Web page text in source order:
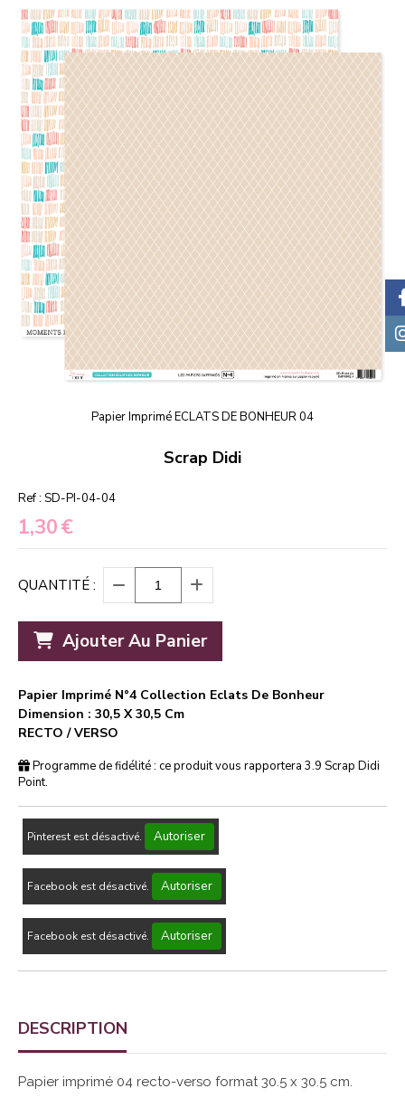
Papier Imprimé ECLATS DE BONHEUR 04
Scrap Didi
Ref : SD-PI-04-04
1,30€
QUANTITÉ :
Ajouter Au Panier
Papier Imprimé N°4 Collection Eclats De Bonheur
Dimension : 30,5 X 30,5 Cm
RECTO / VERSO
Programme de fidélité : ce produit vous rapportera 3.9 Scrap Didi
Point.
Pinterest est désactivé. Autoriser
Facebook est désactivé. Autoriser
Facebook est désactivé. Autoriser
DESCRIPTION
Papier imprimé 04 recto-verso format 30.5 x 30.5 cm.